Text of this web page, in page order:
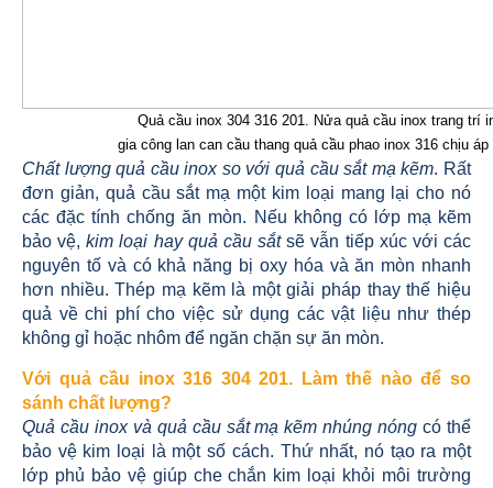
Quả cầu inox 304 316 201. Nửa quả cầu inox trang trí
gia công lan can cầu thang quả cầu phao inox 316 chịu
Chất lượng quả cầu inox so với quả cầu sắt mạ kẽm. Rất
đơn giản, quả cầu sắt mạ một kim loại mang lại cho nó
các đặc tính chống ăn mòn. Nếu không có lớp mạ kẽm
bảo vệ,kim loại hay quả cầu sắtsẽ vẫn tiếp xúc với các
nguyên tố và có khả năng bị oxy hóa và ăn mòn nhanh
hơn nhiều. Thép mạ kẽm là một giải pháp thay thế hiệu
quả về chi phí cho việc sử dụng các vật liệu như thép
không gỉ hoặc nhôm để ngăn chặn sự ăn mòn.
Với quả cầu inox 316 304 201. Làm thế nào để so
sánh chất lượng?
Quả cầu inox và quả cầu sắt mạ kẽm nhúng nóng có thể
bảo vệ kim loại là một số cách. Thứ nhất, nó tạo ra một
lớp phủ bảo vệ giúp che chắn kim loại khỏi môi trường